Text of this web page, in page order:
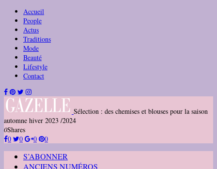
Accueil
People
Actus
Traditions
Mode
Beauté
Lifestyle
Contact
Sélection : des chemises et blouses pour la saison
automne hiver 2023 /2024
0Shares
0
0 0 0
S’ABONNER
ANCIENS NUMÉROS